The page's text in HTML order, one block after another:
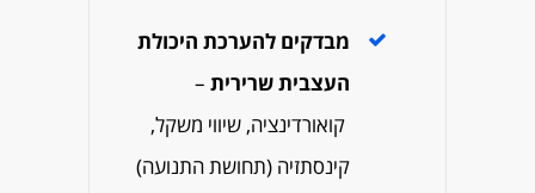
מבדקים להערכת היכולת
העצבית שרירית –
קואורדינציה, שיווי משקל,
קינסתזיה (תחושת התנועה)